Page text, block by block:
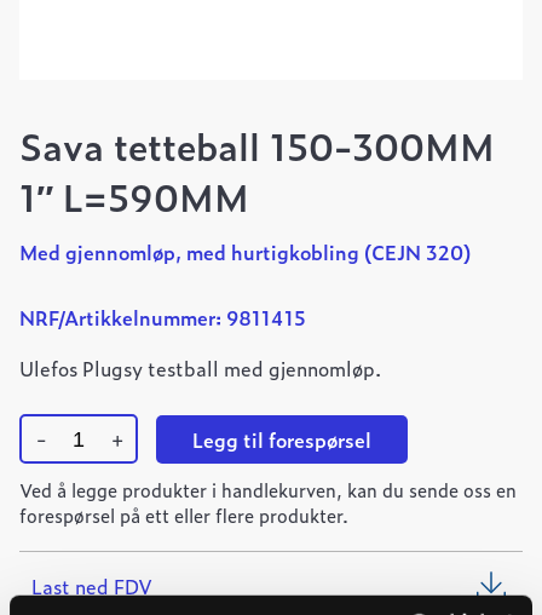
Sava tetteball 150-300MM
1″ L=590MM
Med gjennomløp, med hurtigkobling (CEJN 320)
NRF/Artikkelnummer: 9811415
Ulefos Plugsy testball med gjennomløp.
-
Sava
tetteball
150-
300MM
1"
quantity
+ Legg til forespørsel
Ved å legge produkter i handlekurven, kan du sende oss en
forespørsel på ett eller flere produkter.
Last ned FDV